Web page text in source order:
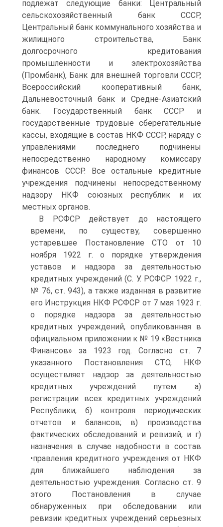
подлежат следующие банки: Центральный
сельскохозяйственный банк СССР,
Центральный банк коммунального хозяйства и
жилищного строительства, Банк
долгосрочного кредитования
промышленности и электрохозяйства
(Промбанк), Банк для внешней торговли СССР,
Всероссийский кооперативный банк,
Дальневосточный банк и Средне-Азиатский
банк. Государственный банк СССР и
государственные трудовые сберегательные
кассы, входящие в состав НКФ СССР, наряду с
управлениями последнего подчинены
непосредственно народному комиссару
финансов СССР. Все остальные кредитные
учреждения подчинены непосредственному
надзору НКФ союзных республик и их
местных органов.
В РСФСР действует до настоящего
времени, по существу, совершенно
устаревшее Постановление СТО от 10
ноября 1922 г. о порядке утверждения
уставов и надзора за деятельностью
кредитных учреждений (С. У. РСФСР 1922 г.,
№ 76, ст. 943), а также изданная в развитие
его Инструкция НКФ РСФСР от 7 мая 1923 г.
о порядке надзора за деятельностью
кредитных учреждений, опубликованная в
официальном приложении к № 19 «Вестника
Финансов» за 1923 год. Согласно ст. 7
указанного Постановления СТО, НКФ
осуществляет надзор за деятельностью
кредитных учреждений путем: а)
регистрации всех кредитных учреждений
Республики; б) контроля периодических
отчетов и балансов; в) производства
фактических обследований и ревизий, и г)
назначения в случае надобности в состав
•правления кредитного учреждения от НКФ
для ближайшего наблюдения за
деятельностью учреждения. Согласно ст. 9
этого Постановления в случае
обнаруженных при обследовании или
ревизии кредитных учреждений серьезных